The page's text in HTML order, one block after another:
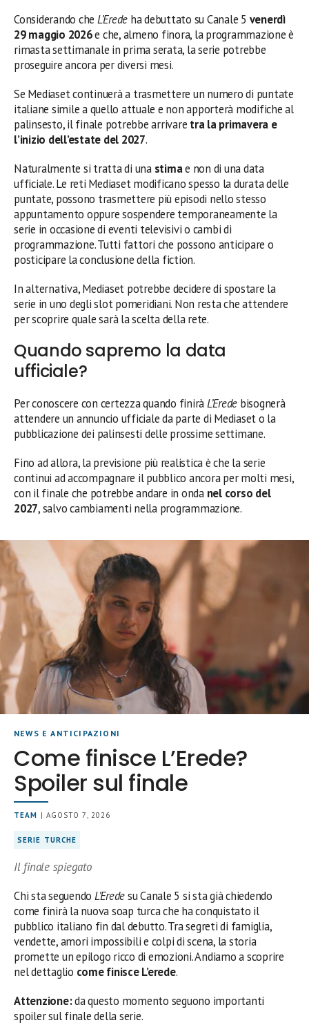
Considerando che L’Erede ha debuttato su Canale 5 venerdì
29 maggio 2026e che, almeno finora, la programmazione è
rimasta settimanale in prima serata, la serie potrebbe
proseguire ancora per diversi mesi.
Se Mediaset continuerà a trasmettere un numero di puntate
italiane simile a quello attuale e non apporterà modifiche al
palinsesto, il finale potrebbe arrivare tra la primavera e
l’inizio dell’estate del 2027.
Naturalmente si tratta di una stimae non di una data
ufficiale. Le reti Mediaset modificano spesso la durata delle
puntate, possono trasmettere più episodi nello stesso
appuntamento oppure sospendere temporaneamente la
serie in occasione di eventi televisivi o cambi di
programmazione. Tutti fattori che possono anticipare o
posticipare la conclusione della fiction.
In alternativa, Mediaset potrebbe decidere di spostare la
serie in uno degli slot pomeridiani. Non resta che attendere
per scoprire quale sarà la scelta della rete.
Quando sapremo la data
ufficiale?
Per conoscere con certezza quando finiràL’Erede bisognerà
attendere un annuncio ufficiale da parte di Mediaset o la
pubblicazione dei palinsesti delle prossime settimane.
Fino ad allora, la previsione più realistica è che la serie
continui ad accompagnare il pubblico ancora per molti mesi,
con il finale che potrebbe andare in onda nel corso del
2027, salvo cambiamenti nella programmazione.
NEWS E ANTICIPAZIONI
Come finisce L’Erede?
Spoiler sul finale
TEAM | AGOSTO 7, 2026
SERIE TURCHE
Il finale spiegato
Chi sta seguendo L’Eredesu Canale 5 si sta già chiedendo
come finirà la nuova soap turca che ha conquistato il
pubblico italiano fin dal debutto. Tra segreti di famiglia,
vendette, amori impossibili e colpi di scena, la storia
promette un epilogo ricco di emozioni. Andiamo a scoprire
nel dettaglio come finisce L’erede.
Attenzione:da questo momento seguono importanti
spoiler sul finale della serie.